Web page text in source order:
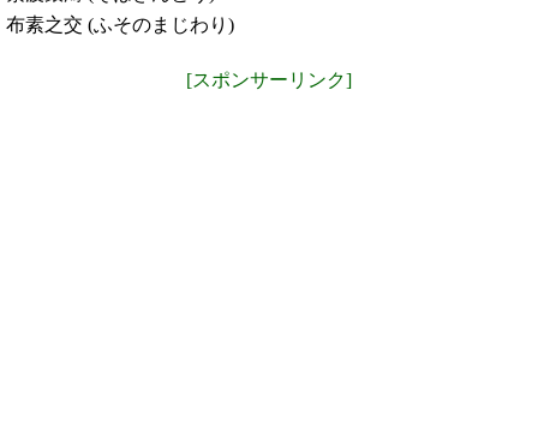
布素之交 (ふそのまじわり)
[スポンサーリンク]